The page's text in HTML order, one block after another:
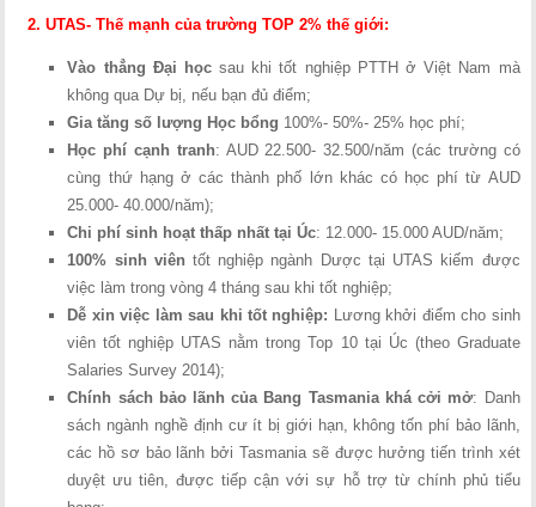
2. UTAS- Thế mạnh của trường TOP 2% thế giới:
Vào thẳng Đại họcsau khi tốt nghiệp PTTH ở Việt Nam mà
không qua Dự bị, nếu bạn đủ điểm;
Gia tăng số lượng Học bổng 100%- 50%- 25% học phí;
Học phí cạnh tranh: AUD 22.500- 32.500/năm (các trường có
cùng thứ hạng ở các thành phố lớn khác có học phí từ AUD
25.000- 40.000/năm);
Chi phí sinh hoạt thấp nhất tại Úc: 12.000- 15.000 AUD/năm;
100% sinh viên tốt nghiệp ngành Dược tại UTAS kiếm được
việc làm trong vòng 4 tháng sau khi tốt nghiệp;
Dễ xin việc làm sau khi tốt nghiệp: Lương khởi điểm cho sinh
viên tốt nghiệp UTAS nằm trong Top 10 tại Úc (theo Graduate
Salaries Survey 2014);
Chính sách bảo lãnh của Bang Tasmania khá cởi mở: Danh
sách ngành nghề định cư ít bị giới hạn, không tốn phí bảo lãnh,
các hồ sơ bảo lãnh bởi Tasmania sẽ được hưởng tiến trình xét
duyệt ưu tiên, được tiếp cận với sự hỗ trợ từ chính phủ tiểu